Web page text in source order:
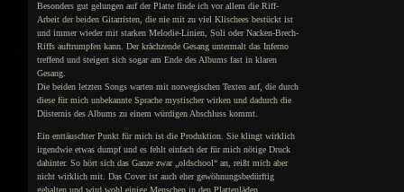
Besonders gut gelungen auf der Platte finde ich vor allem die Riff-
Arbeit der beiden Gitarristen, die nie mit zu viel Klischees bestückt ist
und immer wieder mit starken Melodie-Linien, Soli oder Nacken-Brech-
Riffs auftrumpfen kann. Der krächzende Gesang untermalt das Inferno
treffend und steigert sich sogar am Ende des Albums fast in klaren
Gesang.
Die beiden letzten Songs warten mit norwegischen Texten auf, die durch
diese für mich unbekannte Sprache mystischer wirken und dadurch die
Düsternis des Albums zu einem würdigen Abschluss kommt.
Ein enttäuschter Punkt für mich ist die Produktion. Sie klingt wirklich
irgendwie etwas dumpf und es fehlt einfach der für mich nötige Druck
dahinter. So hört sich das Ganze zwar „oldschool“ an, reißt mich aber
nicht wirklich mit. Das Cover ist auch eher gewöhnungsbedürftig
gehalten und wird wohl einige Menschen in den Plattenläden